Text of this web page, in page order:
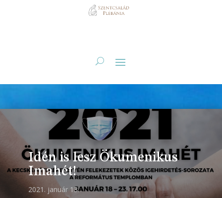
Idén is lesz Ökumenikus
Imahét!
2021. január 13.